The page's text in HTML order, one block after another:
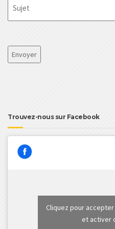
CAPTCHA
Trouvez-nous sur Facebook
Cliquez pour
et activer